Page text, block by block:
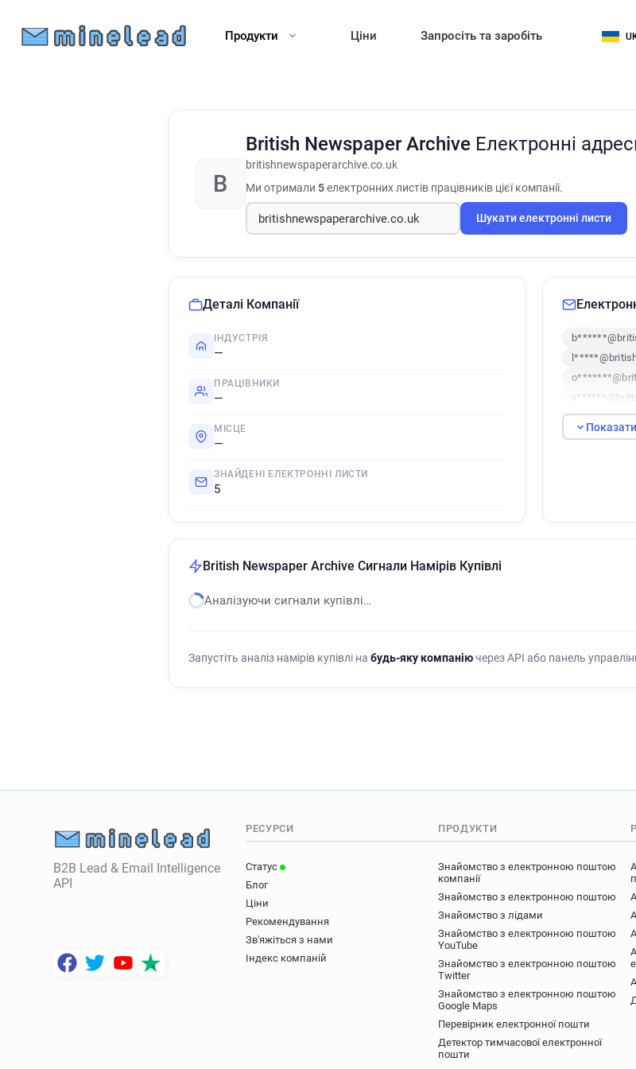
Продукти Ціни Запросіть та заробіть
B
British Newspaper Archive Електронні
britishnewspaperarchive.co.uk
Ми отримали 5електронних листів працівників цієї компанії.
Шукати електронні листи
Деталі Компанії
ІНДУСТРІЯ
—
ПРАЦІВНИКИ
—
МІСЦЕ
—
ЗНАЙДЕНІ ЕЛЕКТРОННІ ЛИСТИ
5
British Newspaper Archive Сигнали Намірів Купівлі
Аналізуючи сигнали купівлі…
Запустіть аналіз намірів купівлі на будь-яку компаніючерез API або панель
B2B Lead & Email Intelligence
API
РЕСУРСИ
Статус
Блог
Ціни
Рекомендування
Зв'яжіться з нами
Індекс компаній
ПРОДУКТИ
Знайомство з електронною поштою
компанії
Знайомство з електронною поштою
Знайомство з лідами
Знайомство з електронною поштою
YouTube
Знайомство з електронною поштою
Twitter
Знайомство з електронною поштою
Google Maps
Перевірник електронної пошти
Детектор тимчасової електронної
пошти